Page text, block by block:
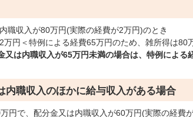
職収入が80万円(実際の経費が2万円)のとき
万円＜特例による経費65万円のため、雑所得は80
又は内職収入が65万円未満の場合は、特例による
内職収入のほかに給与収入がある場合
円で、配分金又は内職収入が60万円(実際の経費